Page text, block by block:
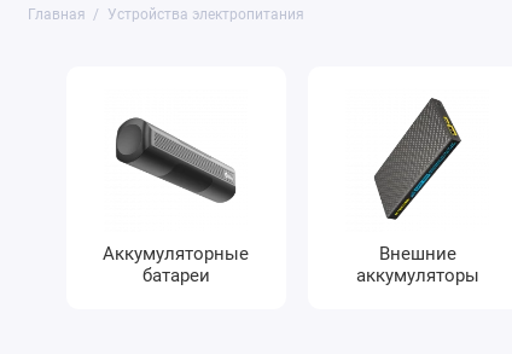
Главная Устройства электропитания
Аккумуляторные
батареи
Внешние
аккумуляторы